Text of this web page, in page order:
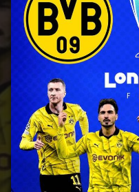
rivalita
Fotbalové
události
Fotbalové
zápasy
Liga
mistrů
UEFA
Real
Madrid